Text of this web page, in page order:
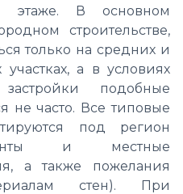
этаже. В основном
строительстве,
только на средних и
а в условиях
подобные
не часто. Все типовые
под регион
и местные
а также пожелания
стен). При